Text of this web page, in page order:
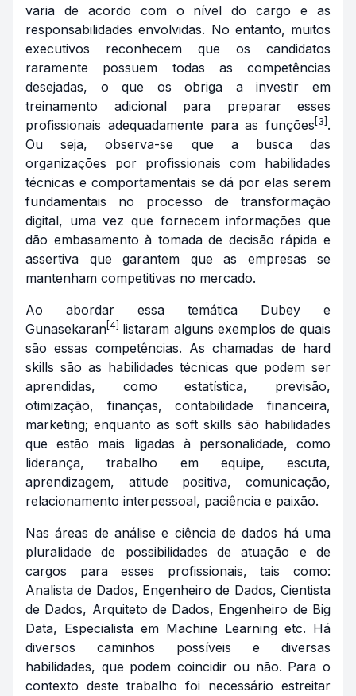
varia de acordo com o nível do cargo e as
responsabilidades envolvidas. No entanto, muitos
executivos reconhecem que os candidatos
raramente possuem todas as competências
desejadas, o que os obriga a investir em
treinamento adicional para preparar esses
profissionais adequadamente para as funções [3] .
Ou seja, observa-se que a busca das
organizações por profissionais com habilidades
técnicas e comportamentais se dá por elas serem
fundamentais no processo de transformação
digital, uma vez que fornecem informações que
dão embasamento à tomada de decisão rápida e
assertiva que garantem que as empresas se
mantenham competitivas no mercado.
Ao abordar essa temática Dubey e
Gunasekaran [4] listaram alguns exemplos de quais
são essas competências. As chamadas de hard
skills são as habilidades técnicas que podem ser
aprendidas, como estatística, previsão,
otimização, finanças, contabilidade financeira,
marketing; enquanto as soft skills são habilidades
que estão mais ligadas à personalidade, como
liderança, trabalho em equipe, escuta,
aprendizagem, atitude positiva, comunicação,
relacionamento interpessoal, paciência e paixão.
Nas áreas de análise e ciência de dados há uma
pluralidade de possibilidades de atuação e de
cargos para esses profissionais, tais como:
Analista de Dados, Engenheiro de Dados, Cientista
de Dados, Arquiteto de Dados, Engenheiro de Big
Data, Especialista em Machine Learning etc. Há
diversos caminhos possíveis e diversas
habilidades, que podem coincidir ou não. Para o
contexto deste trabalho foi necessário estreitar